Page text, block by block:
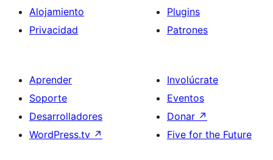
Alojamiento
Privacidad
Plugins
Patrones
Aprender
Soporte
Desarrolladores
WordPress.tv ↗
Involúcrate
Eventos
Donar ↗
Five for the Future